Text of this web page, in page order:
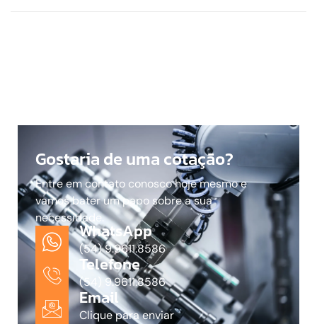
Gostaria de uma cotação?
Entre em contato conosco hoje mesmo e
vamos bater um papo sobre a sua
necessidade.
WhatsApp
(54) 9.9611.8586
Telefone
(54) 9.9611.8586
Email
Clique para enviar